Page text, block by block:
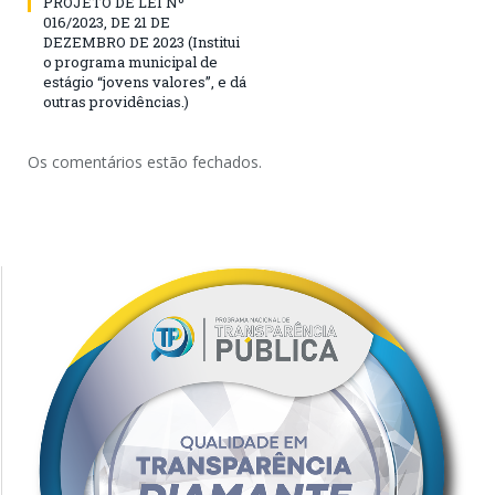
016/2023, DE 21 DE
DEZEMBRO DE 2023 (Institui
o programa municipal de
estágio “jovens valores”, e dá
outras providências.)
Os comentários estão fechados.